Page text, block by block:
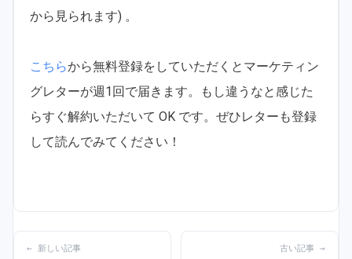
から見られます) 。
こちらから無料登録をしていただくとマーケティン
グレターが週1回で届きます。もし違うなと感じた
らすぐ解約いただいて OK です。ぜひレターも登録
して読んでみてください！
← 新しい記事 古い記事 →